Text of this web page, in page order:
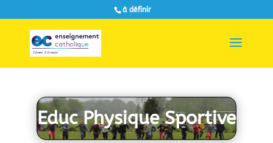
à définir
Educ Physique Sportive